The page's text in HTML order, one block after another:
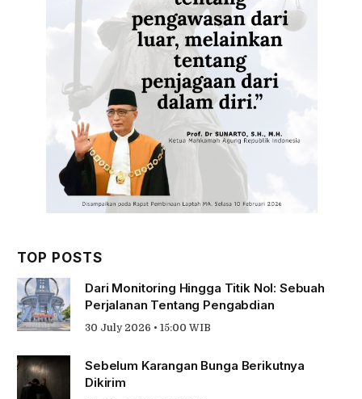
TOP POSTS
Dari Monitoring Hingga Titik Nol: Sebuah
Perjalanan Tentang Pengabdian
30 July 2026 • 15:00 WIB
Sebelum Karangan Bunga Berikutnya
Dikirim